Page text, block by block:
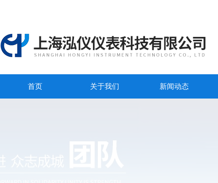
首页 关于我们 新闻动态